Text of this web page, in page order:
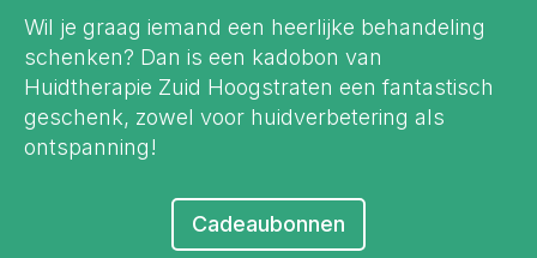
Wil je graag iemand een heerlijke behandeling
schenken? Dan is een kadobon van
Huidtherapie Zuid Hoogstraten een fantastisch
geschenk, zowel voor huidverbetering als
ontspanning!
Cadeaubonnen